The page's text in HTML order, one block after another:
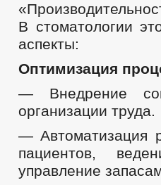
В стоматологии
аспекты:
Оптимизация
— Внедрение
организации труда.
— Автоматизация
пациентов,
управление